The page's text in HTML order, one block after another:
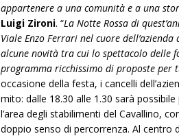
appartenere a una comunità e a una
Luigi Zironi. “La Notte Rossa di
Viale Enzo Ferrari nel cuore
alcune novità tra cui lo spettacolo delle
programma ricchissimo di proposte
occasione della festa, i cancelli
mito: dalle 18.30 alle 1.30 sarà
l’area degli stabilimenti del Cavallino,
doppio senso di percorrenza. Al centro